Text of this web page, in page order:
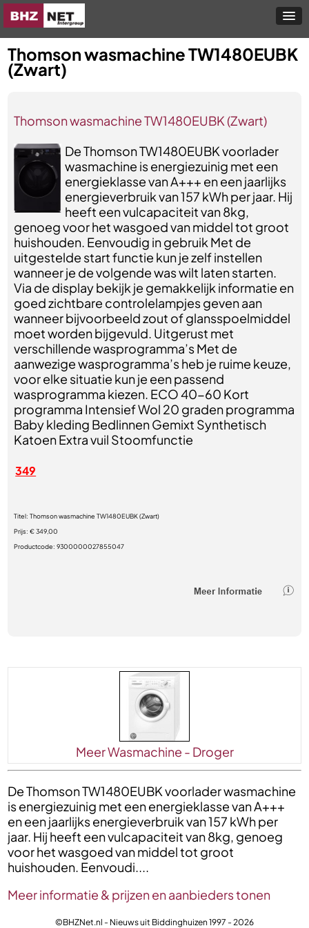
Thomson wasmachine TW1480EUBK
(Zwart)
Thomson wasmachine TW1480EUBK (Zwart)
De Thomson TW1480EUBK voorlader
wasmachine is energiezuinig met een
energieklasse van A+++ en een jaarlijks
energieverbruik van 157 kWh per jaar. Hij
heeft een vulcapaciteit van 8kg,
genoeg voor het wasgoed van middel tot groot
huishouden. Eenvoudig in gebruik Met de
uitgestelde start functie kun je zelf instellen
wanneer je de volgende was wilt laten starten.
Via de display bekijk je gemakkelijk informatie en
goed zichtbare controlelampjes geven aan
wanneer bijvoorbeeld zout of glansspoelmiddel
moet worden bijgevuld. Uitgerust met
verschillende wasprogramma’s Met de
aanwezige wasprogramma’s heb je ruime keuze,
voor elke situatie kun je een passend
wasprogramma kiezen. ECO 40-60 Kort
programma Intensief Wol 20 graden programma
Baby kleding Bedlinnen Gemixt Synthetisch
Katoen Extra vuil Stoomfunctie
349
Titel:Thomson wasmachine TW1480EUBK (Zwart)
Prijs:€ 349,00
Productcode:9300000027855047
Meer Wasmachine - Droger
De Thomson TW1480EUBK voorlader wasmachine
is energiezuinig met een energieklasse van A+++
en een jaarlijks energieverbruik van 157 kWh per
jaar. Hij heeft een vulcapaciteit van 8kg, genoeg
voor het wasgoed van middel tot groot
huishouden. Eenvoudi....
Meer informatie & prijzen en aanbieders tonen
©BHZNet.nl - Nieuws uit Biddinghuizen 1997 - 2026